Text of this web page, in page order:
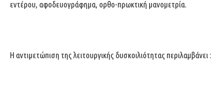
εντέρου, αφοδευογράφημα, ορθο-πρωκτική μανομετρία.
Η αντιμετώπιση της λειτουργικής δυσκοιλιότητας περιλαμβάνει :